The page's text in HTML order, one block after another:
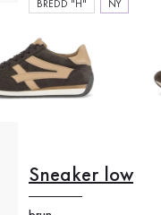
BREDD "H" NY
Sneaker low